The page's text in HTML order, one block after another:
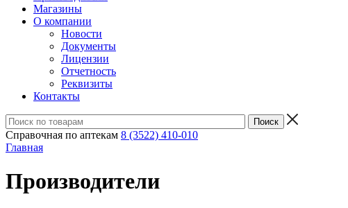
Магазины
О компании
Новости
Документы
Лицензии
Отчетность
Реквизиты
Контакты
Справочная по аптекам 8 (3522) 410-010
Главная
Производители